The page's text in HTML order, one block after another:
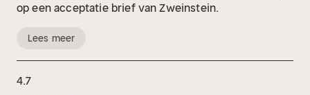
op een acceptatie brief van Zweinstein.
Lees meer
4.7